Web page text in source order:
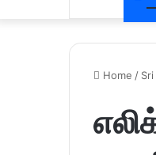
Home /